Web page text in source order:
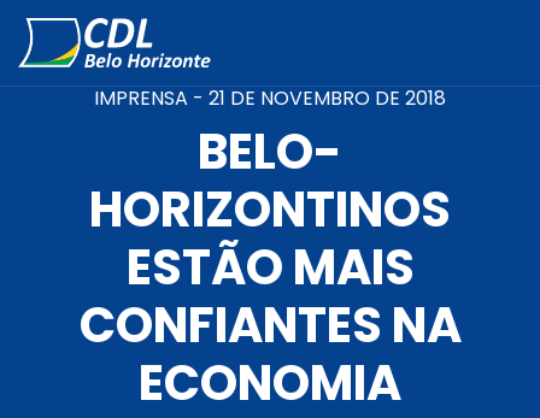
IMPRENSA - 21 DE NOVEMBRO DE 2018
BELO-
HORIZONTINOS
ESTÃO MAIS
CONFIANTES NA
ECONOMIA